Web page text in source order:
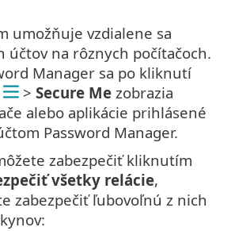
umožňuje vzdialene sa
účtov na rôznych počítačoch.
Manager sa po kliknutí
> Secure Me zobrazia
alebo aplikácie prihlásené
Password Manager.
zabezpečiť kliknutím
všetky relácie,
zabezpečiť ľubovoľnú z nich